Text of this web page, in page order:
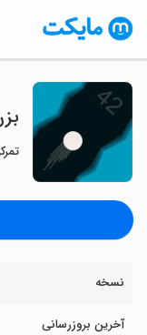
نسخه
آخرین بروزرسانی